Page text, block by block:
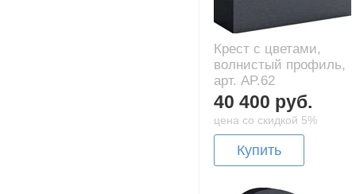
Крест с цветами,
волнистый профиль,
арт. AP.62
40 400 руб.
цена со скидкой 5%
Купить